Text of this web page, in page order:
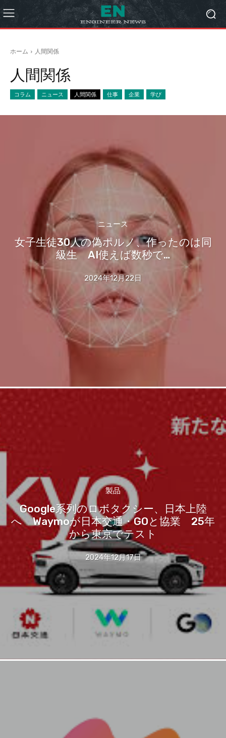
ホーム 人間関係
人間関係
コラム ニュース 人間関係 仕事 企業 学び
ニュース
女子生徒30人の偽ポルノ、作ったのは同
級生 AI使えば数秒で…
2024年12月22日
製品
Google系列のロボタクシー、日本上陸
へ Waymoが日本交通・GOと協業 25年
から東京でテスト
2024年12月17日